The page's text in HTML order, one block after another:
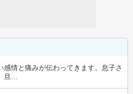
感情と痛みが伝わってきます。息子さ
旦…